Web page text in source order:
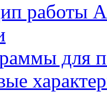
работы
для